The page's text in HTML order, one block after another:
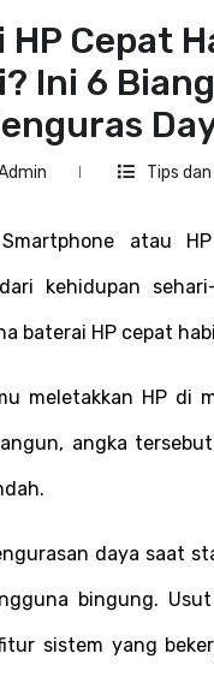
Cepat
Ini 6
Tips
atau
kehidupan
baterai HP cepat
meletakkan HP di
angka
daya saat
bingung.
sistem yang